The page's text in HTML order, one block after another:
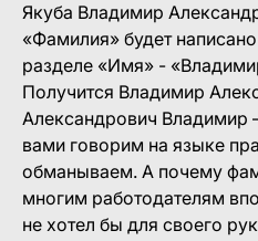
Якуба Владимир
«Фамилия» будет
разделе «Имя» -
Получится Владимир
Александрович Владимир
вами говорим на языке
обманываем. А почему
многим работодателям
не хотел бы для своего